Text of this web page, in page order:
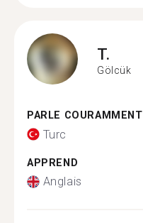
T.
Gölcük
PARLE COURAMMENT
Turc
APPREND
Anglais